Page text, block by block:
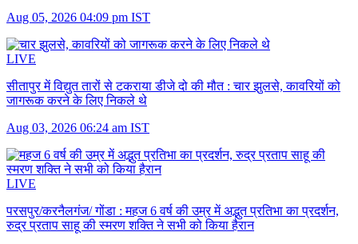
Aug 05, 2026 04:09 pm IST
LIVE
सीतापुर में विद्युत तारों से टकराया डीजे दो की मौत : चार झुलसे, कावरियों को
जागरूक करने के लिए निकले थे
Aug 03, 2026 06:24 am IST
LIVE
परसपुर/करनैलगंज/ गोंडा : महज 6 वर्ष की उम्र में अद्भुत प्रतिभा का प्रदर्शन,
रुद्र प्रताप साहू की स्मरण शक्ति ने सभी को किया हैरान